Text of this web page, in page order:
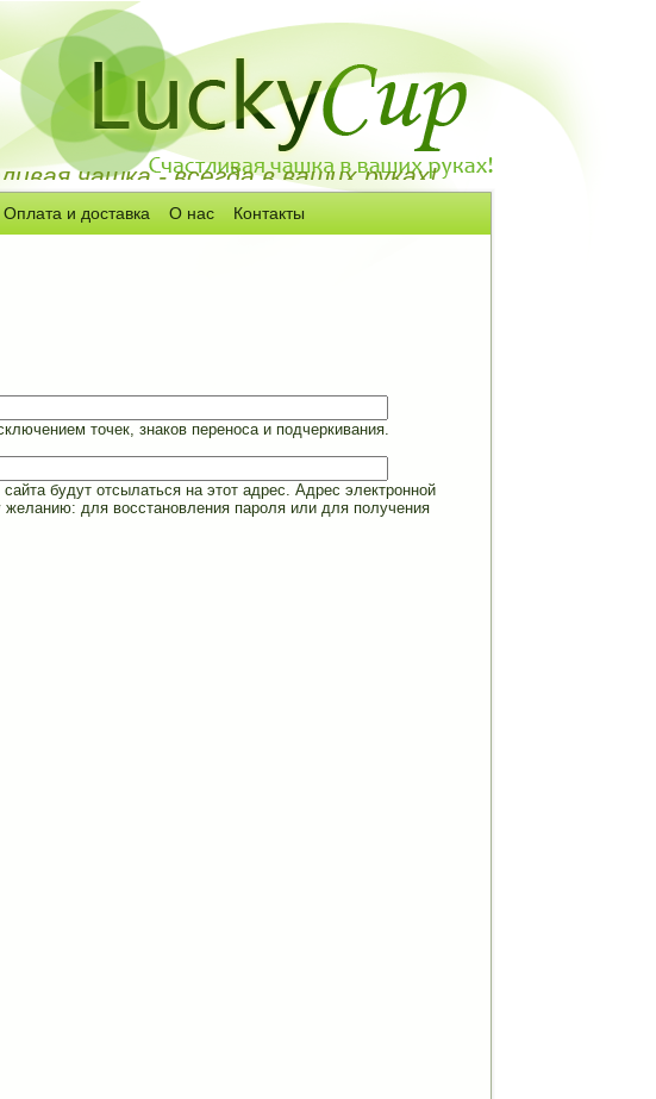
чашка - всегда в ваших руках!
Оплата и доставка О нас Контакты
точек, знаков переноса и подчеркивания.
будут отсылаться на этот адрес. Адрес электронной
желанию: для восстановления пароля или для получения